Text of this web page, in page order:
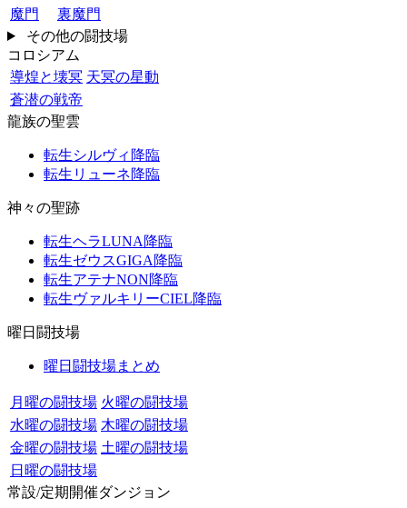
魔門
裏魔門
その他の闘技場
コロシアム
導煌と壊冥 天冥の星動
蒼潜の戦帝
龍族の聖雲
転生シルヴィ降臨
転生リューネ降臨
神々の聖跡
転生ヘラLUNA降臨
転生ゼウスGIGA降臨
転生アテナNON降臨
転生ヴァルキリーCIEL降臨
曜日闘技場
曜日闘技場まとめ
月曜の闘技場 火曜の闘技場
水曜の闘技場 木曜の闘技場
金曜の闘技場 土曜の闘技場
日曜の闘技場
常設/定期開催ダンジョン